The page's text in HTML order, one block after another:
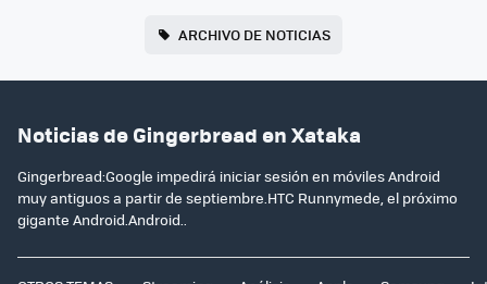
ARCHIVO DE NOTICIAS
Noticias de Gingerbread en Xataka
Gingerbread:Google impedirá iniciar sesión en móviles Android
muy antiguos a partir de septiembre.HTC Runnymede, el próximo
gigante Android.Android..